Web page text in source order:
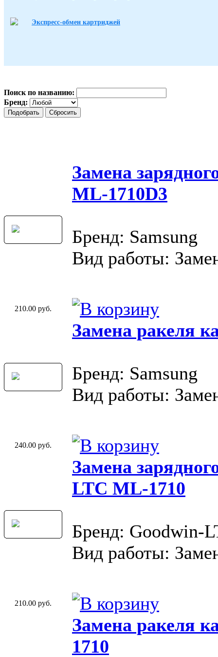
Экспресс-обмен картриджей
Поиск по названию:
Бренд:
Замена
ML-1710D3
Бренд: Samsung
Вид работы:
210.00 руб.
Замена ракеля
Бренд: Samsung
Вид работы:
240.00 руб.
Замена
LTC ML-1710
Бренд: Goodwin-
Вид работы:
210.00 руб.
Замена ракеля
1710